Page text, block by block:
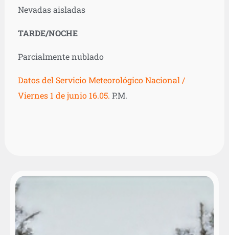
Nevadas aisladas
TARDE/NOCHE
Parcialmente nublado
Datos del Servicio Meteorológico Nacional /
Viernes 1 de junio 16.05. P.M.